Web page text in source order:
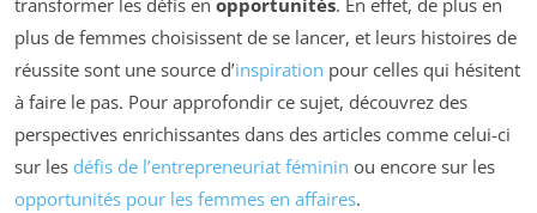
transformer les défis en opportunités. En effet, de plus en
plus de femmes choisissent de se lancer, et leurs histoires de
réussite sont une source d’inspiration pour celles qui hésitent
à faire le pas. Pour approfondir ce sujet, découvrez des
perspectives enrichissantes dans des articles comme celui-ci
sur les défis de l’entrepreneuriat féminin ou encore sur les
opportunités pour les femmes en affaires.